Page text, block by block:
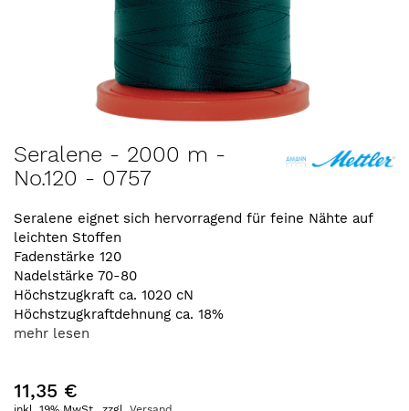
Anfang
der
springen
Seralene - 2000 m -
No.120 - 0757
Seralene eignet sich hervorragend für feine Nähte auf
leichten Stoffen
Fadenstärke 120
Nadelstärke 70-80
Höchstzugkraft ca. 1020 cN
Höchstzugkraftdehnung ca. 18%
mehr lesen
11,35 €